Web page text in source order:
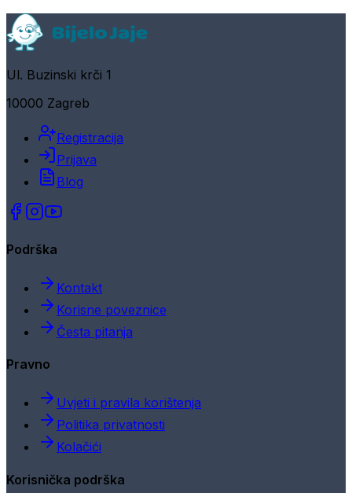
Ul. Buzinski krči 1
10000 Zagreb
Registracija
Prijava
Blog
Podrška
Kontakt
Korisne poveznice
Česta pitanja
Pravno
Uvjeti i pravila korištenja
Politika privatnosti
Kolačići
Korisnička podrška